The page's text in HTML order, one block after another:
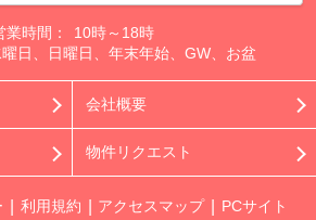
業時間：
10時～18時
日、日曜日、年末年始、GW、お盆
会社概要
物件リクエスト
利用規約 アクセスマップ PCサイト